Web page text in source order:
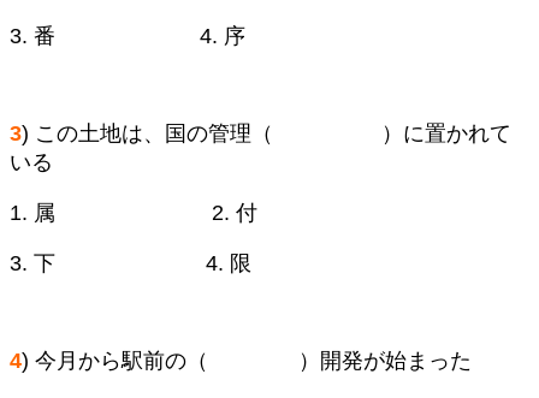
3. 番 4. 序
3) この土地は、国の管理（ ）に置かれて
いる
1. 属 2. 付
3. 下 4. 限
4) 今月から駅前の（ ）開発が始まった